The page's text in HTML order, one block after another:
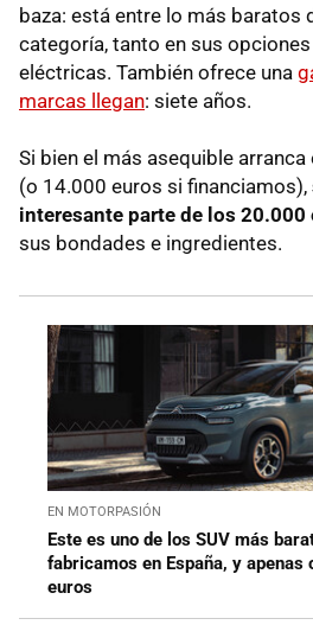
baza: está entre lo más baratos
categoría, tanto en sus
eléctricas. También ofrece una
marcas llegan: siete años.
Si bien el más asequible
(o 14.000 euros si financiamos),
interesante parte de los 20.000
sus bondades e ingredientes.
EN MOTORPASIÓN
Este es uno de los SUV más
fabricamos en España, y
euros